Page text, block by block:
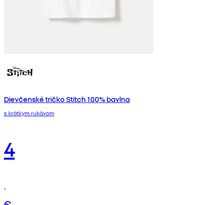
Dievčenské tričko Stitch 100% bavlna
s krátkym rukávom
4